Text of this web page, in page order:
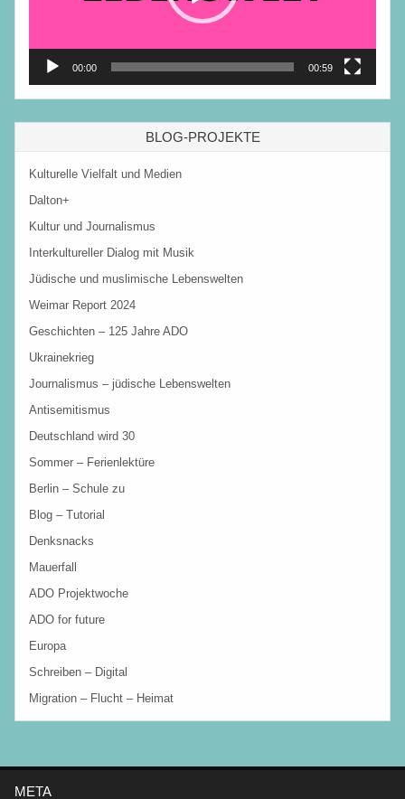
00:00 00:59
BLOG-PROJEKTE
Kulturelle Vielfalt und Medien
Dalton+
Kultur und Journalismus
Interkultureller Dialog mit Musik
Jüdische und muslimische Lebenswelten
Weimar Report 2024
Geschichten – 125 Jahre ADO
Ukrainekrieg
Journalismus – jüdische Lebenswelten
Antisemitismus
Deutschland wird 30
Sommer – Ferienlektüre
Berlin – Schule zu
Blog – Tutorial
Denksnacks
Mauerfall
ADO Projektwoche
ADO for future
Europa
Schreiben – Digital
Migration – Flucht – Heimat
META